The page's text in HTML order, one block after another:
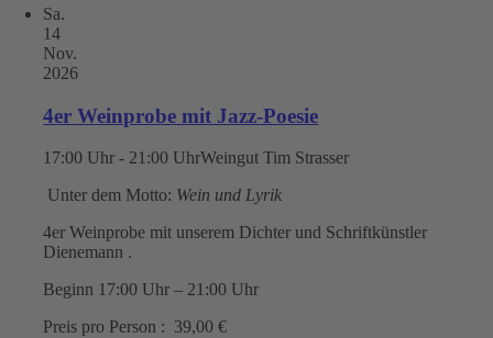
Sa.
14
Nov.
2026
4er Weinprobe mit Jazz-Poesie
17:00 Uhr - 21:00 UhrWeingut Tim Strasser
Unter dem Motto: Wein und Lyrik
4er Weinprobe mit unserem Dichter und Schriftkünstler
Dienemann .
Beginn 17:00 Uhr – 21:00 Uhr
Preis pro Person : 39,00 €